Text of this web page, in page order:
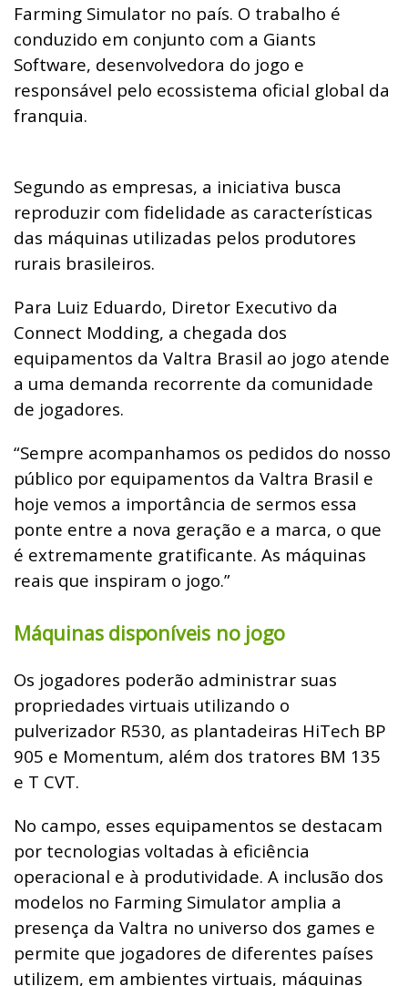
Farming Simulator no país. O trabalho é
conduzido em conjunto com a Giants
Software, desenvolvedora do jogo e
responsável pelo ecossistema oficial global da
franquia.
Segundo as empresas, a iniciativa busca
reproduzir com fidelidade as características
das máquinas utilizadas pelos produtores
rurais brasileiros.
Para Luiz Eduardo, Diretor Executivo da
Connect Modding, a chegada dos
equipamentos da Valtra Brasil ao jogo atende
a uma demanda recorrente da comunidade
de jogadores.
“Sempre acompanhamos os pedidos do nosso
público por equipamentos da Valtra Brasil e
hoje vemos a importância de sermos essa
ponte entre a nova geração e a marca, o que
é extremamente gratificante. As máquinas
reais que inspiram o jogo.”
Máquinas disponíveis no jogo
Os jogadores poderão administrar suas
propriedades virtuais utilizando o
pulverizador R530, as plantadeiras HiTech BP
905 e Momentum, além dos tratores BM 135
e T CVT.
No campo, esses equipamentos se destacam
por tecnologias voltadas à eficiência
operacional e à produtividade. A inclusão dos
modelos no Farming Simulator amplia a
presença da Valtra no universo dos games e
permite que jogadores de diferentes países
utilizem, em ambientes virtuais, máquinas